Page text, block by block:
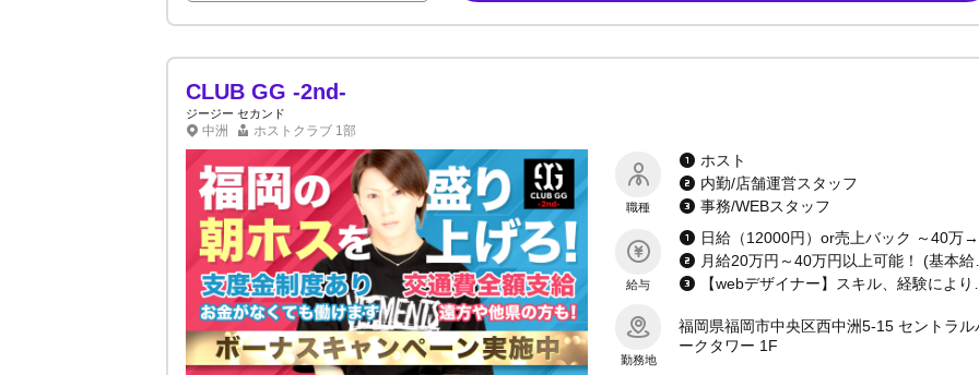
ルバイト） など… お気軽にご相談ください。 系列店舗でバー、カフェ、海外にダイビングショップも展開しているので、
ストからのステップアップの道もあります！ GG Groupは【仕事も遊びにも本気です】 年に2回の半期会や、国内・海外へ
CLUB GG -2nd-
ジージー セカンド
中洲 ホストクラブ 1部
職種
ホスト
内勤/店舗運営スタッフ
事務/WEBスタッフ
給与
勤務地
福岡県福岡市中央区西中洲5-15 セントラル
ークタワー 1F